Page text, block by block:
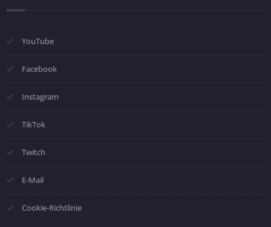
YouTube
Facebook
Instagram
TikTok
Twitch
E-Mail
Cookie-Richtlinie